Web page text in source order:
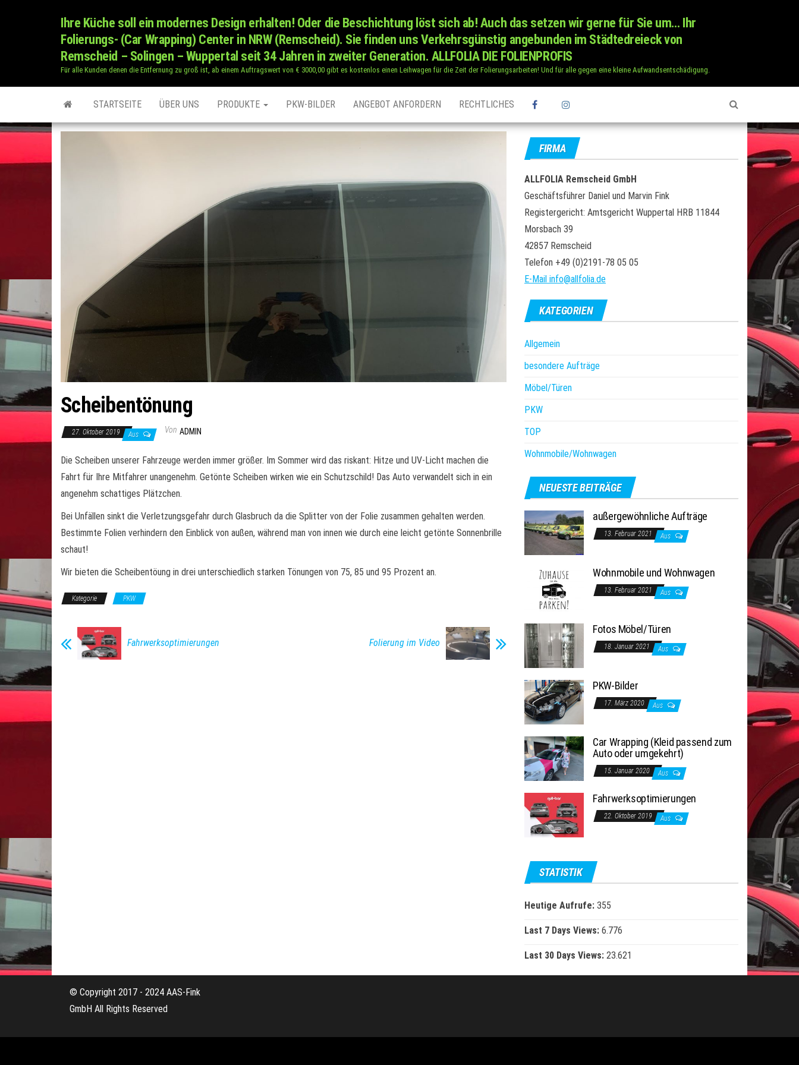
Ihre Küche soll ein modernes Design erhalten! Oder die Beschichtung löst sich ab! Auch das setzen wir gerne für Sie um… Ihr
Folierungs- (Car Wrapping) Center in NRW (Remscheid). Sie finden uns Verkehrsgünstig angebunden im Städtedreieck von
Remscheid – Solingen – Wuppertal seit 34 Jahren in zweiter Generation. ALLFOLIA DIE FOLIENPROFIS
Für alle Kunden denen die Entfernung zu groß ist, ab einem Auftragswert von € 3000,00 gibt es kostenlos einen Leihwagen für die Zeit der Folierungsarbeiten! Und für alle gegen eine kleine Aufwandsentschädigung.
STARTSEITE ÜBER UNS PRODUKTE PKW-BILDER ANGEBOT ANFORDERN RECHTLICHES
Scheibentönung
27. Oktober 2019 Aus Von ADMIN
Die Scheiben unserer Fahrzeuge werden immer größer. Im Sommer wird das riskant: Hitze und UV-Licht machen die
Fahrt für Ihre Mitfahrer unangenehm. Getönte Scheiben wirken wie ein Schutzschild! Das Auto verwandelt sich in ein
angenehm schattiges Plätzchen.
Bei Unfällen sinkt die Verletzungsgefahr durch Glasbruch da die Splitter von der Folie zusammen gehalten werden.
Bestimmte Folien verhindern den Einblick von außen, während man von innen wie durch eine leicht getönte Sonnenbrille
schaut!
Wir bieten die Scheibentöung in drei unterschiedlich starken Tönungen von 75, 85 und 95 Prozent an.
Kategorie PKW
Fahrwerksoptimierungen Folierung im Video
FIRMA
ALLFOLIA Remscheid GmbH
Geschäftsführer Daniel und Marvin Fink
Registergericht: Amtsgericht Wuppertal HRB 11844
Morsbach 39
42857 Remscheid
Telefon +49 (0)2191-78 05 05
E-Mail info@allfolia.de
KATEGORIEN
Allgemein
besondere Aufträge
Möbel/Türen
PKW
TOP
Wohnmobile/Wohnwagen
NEUESTE BEITRÄGE
außergewöhnliche Aufträge
13. Februar 2021 Aus
Wohnmobile und Wohnwagen
13. Februar 2021 Aus
Fotos Möbel/Türen
18. Januar 2021 Aus
PKW-Bilder
17. März 2020 Aus
Car Wrapping (Kleid passend zum
Auto oder umgekehrt)
15. Januar 2020 Aus
Fahrwerksoptimierungen
22. Oktober 2019 Aus
STATISTIK
Heutige Aufrufe: 355
Last 7 Days Views: 6.776
Last 30 Days Views: 23.621
© Copyright 2017 - 2024 AAS-Fink
GmbH All Rights Reserved